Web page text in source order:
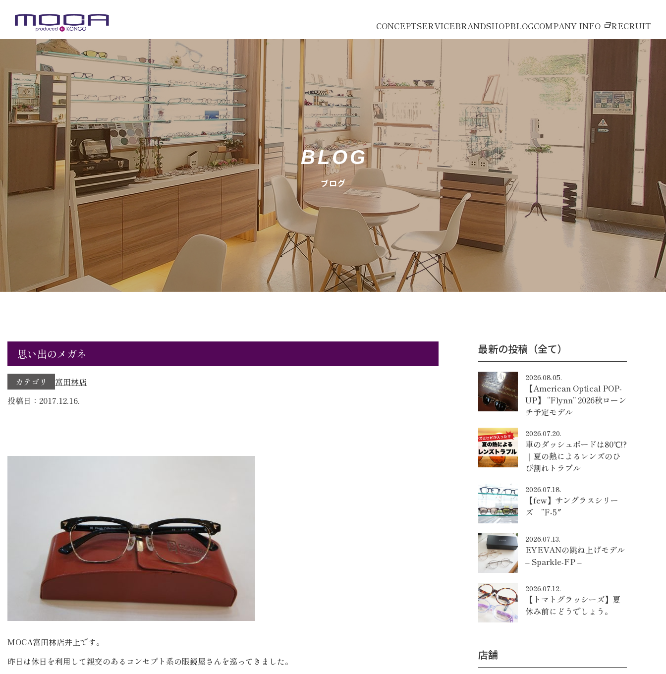
CONCEPTSERVICEBRANDSHOPBLOGCOMPANY INFO RECRUIT
BLOG
ブログ
思い出のメガネ
カテゴリ
富田林店
投稿日：2017.12.16.
MOCA富田林店井上です。
昨日は休日を利用して親交のあるコンセプト系の眼鏡屋さんを巡ってきました。
最新の投稿（全て）
2026.08.05.
【American Optical POP-
UP】 “Flynn” 2026秋ローン
チ予定モデル
2026.07.20.
車のダッシュボードは80℃!?
｜夏の熱によるレンズのひ
び割れトラブル
2026.07.18.
【few】サングラスシリー
ズ ”F-5″
2026.07.13.
EYEVANの跳ね上げモデル
– Sparkle-FP –
2026.07.12.
【トマトグラッシーズ】夏
休み前にどうでしょう。
店舗